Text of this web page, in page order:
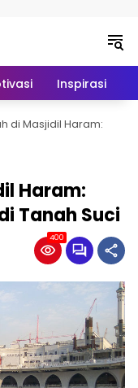
Inspirasi
di Masjidil Haram:
Haram:
Tanah Suci
400